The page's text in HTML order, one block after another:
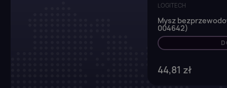
LOGITECH
Mysz
004642)
44,81 zł